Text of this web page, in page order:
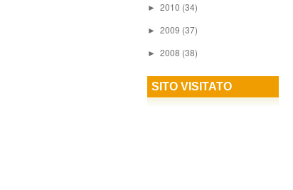
► 2010 (34)
► 2009 (37)
► 2008 (38)
SITO VISITATO